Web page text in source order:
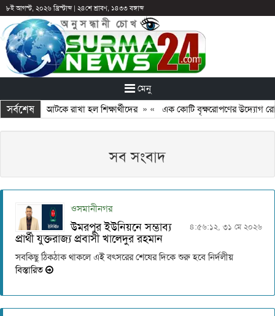
৮ই আগস্ট, ২০২৬ খ্রিস্টাব্দ| ২৪শে শ্রাবণ, ১৪৩৩ বঙ্গাব্দ
মেনু
সর্বশেষ
ছুটির পরও আটকে রাখা হল শিক্ষার্থীদের» « এক কোটি বৃক্ষরোপণের উদ্যোগ
সব সংবাদ
ওসমানীনগর
৪:৫৬:১২, ৩১ মে ২০২৬
উমরপুর ইউনিয়নে সম্ভাব্য
প্রার্থী যুক্তরাজ্য প্রবাসী খালেদুর রহমান
সবকিছু ঠিকঠাক থাকলে এই বৎসরের শেষের দিকে শুরু হবে নির্দলীয়
বিস্তারিত